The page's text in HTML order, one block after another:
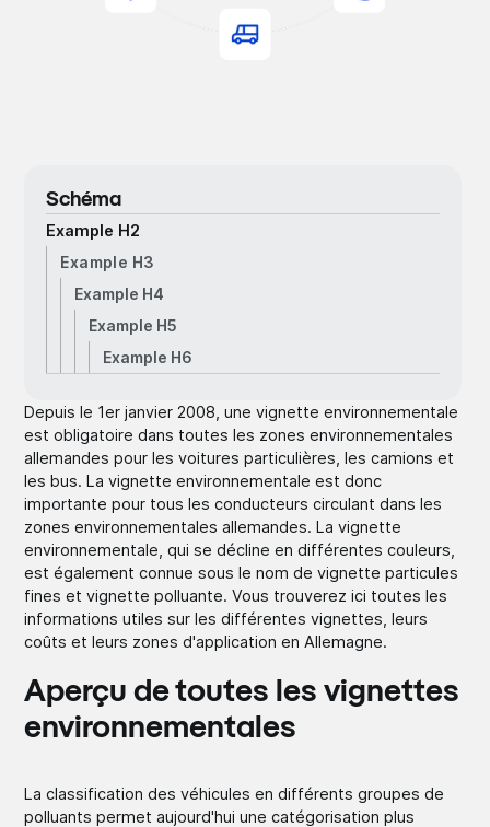
Schéma
Example H2
Example H3
Example H4
Example H5
Example H6
Depuis le 1er janvier 2008, une vignette environnementale
est obligatoire dans toutes les zones environnementales
allemandes pour les voitures particulières, les camions et
les bus. La vignette environnementale est donc
importante pour tous les conducteurs circulant dans les
zones environnementales allemandes. La vignette
environnementale, qui se décline en différentes couleurs,
est également connue sous le nom de vignette particules
fines et vignette polluante. Vous trouverez ici toutes les
informations utiles sur les différentes vignettes, leurs
coûts et leurs zones d'application en Allemagne.
Aperçu de toutes les vignettes
environnementales
La classification des véhicules en différents groupes de
polluants permet aujourd'hui une catégorisation plus